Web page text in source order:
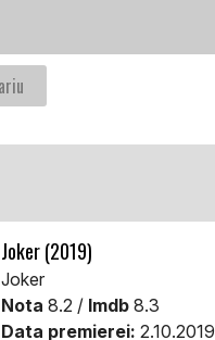
Joker (2019)
Joker
Nota 8.2 / Imdb 8.3
Data premierei: 2.10.2019